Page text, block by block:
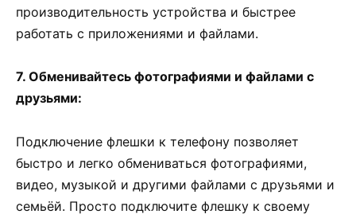
производительность устройства и быстрее
работать с приложениями и файлами.
7. Обменивайтесь фотографиями и файлами с
друзьями:
Подключение флешки к телефону позволяет
быстро и легко обмениваться фотографиями,
видео, музыкой и другими файлами с друзьями и
семьёй. Просто подключите флешку к своему